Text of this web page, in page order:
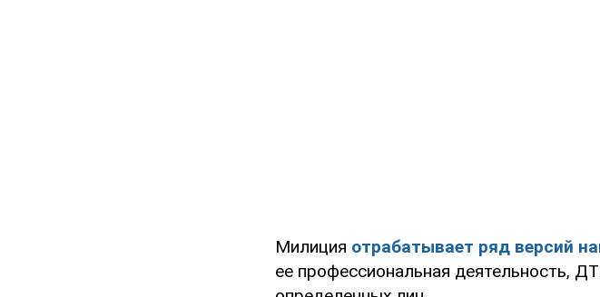
Милиция отрабатывает ряд версий
ее профессиональная деятельность,